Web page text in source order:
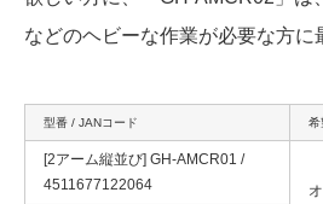
などのヘビーな作業が必要な方に
型番 / JANコード 希
[2アーム縦並び] GH-AMCR01 /
4511677122064